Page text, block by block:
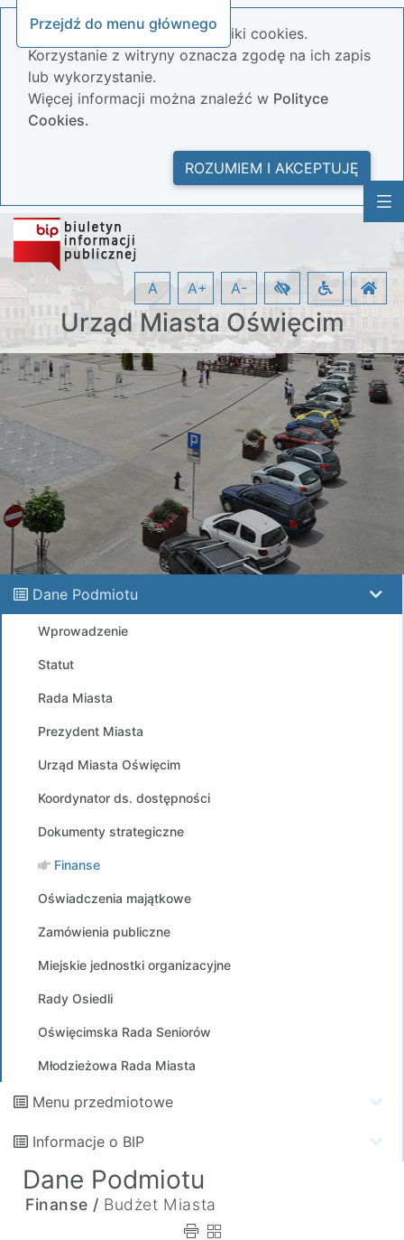
Przejdź do menu głównego
Nasza strona wykorzystuje pliki cookies.
Korzystanie z witryny oznacza zgodę na ich zapis
lub wykorzystanie.
Więcej informacji można znaleźć w Polityce
Cookies.
ROZUMIEM I AKCEPTUJĘ
Urząd Miasta Oświęcim
A A+ A-
Dane Podmiotu
Wprowadzenie
Statut
Rada Miasta
Prezydent Miasta
Urząd Miasta Oświęcim
Koordynator ds. dostępności
Dokumenty strategiczne
Finanse
Oświadczenia majątkowe
Zamówienia publiczne
Miejskie jednostki organizacyjne
Rady Osiedli
Oświęcimska Rada Seniorów
Młodzieżowa Rada Miasta
Menu przedmiotowe
Informacje o BIP
Dane Podmiotu
Finanse / Budżet Miasta